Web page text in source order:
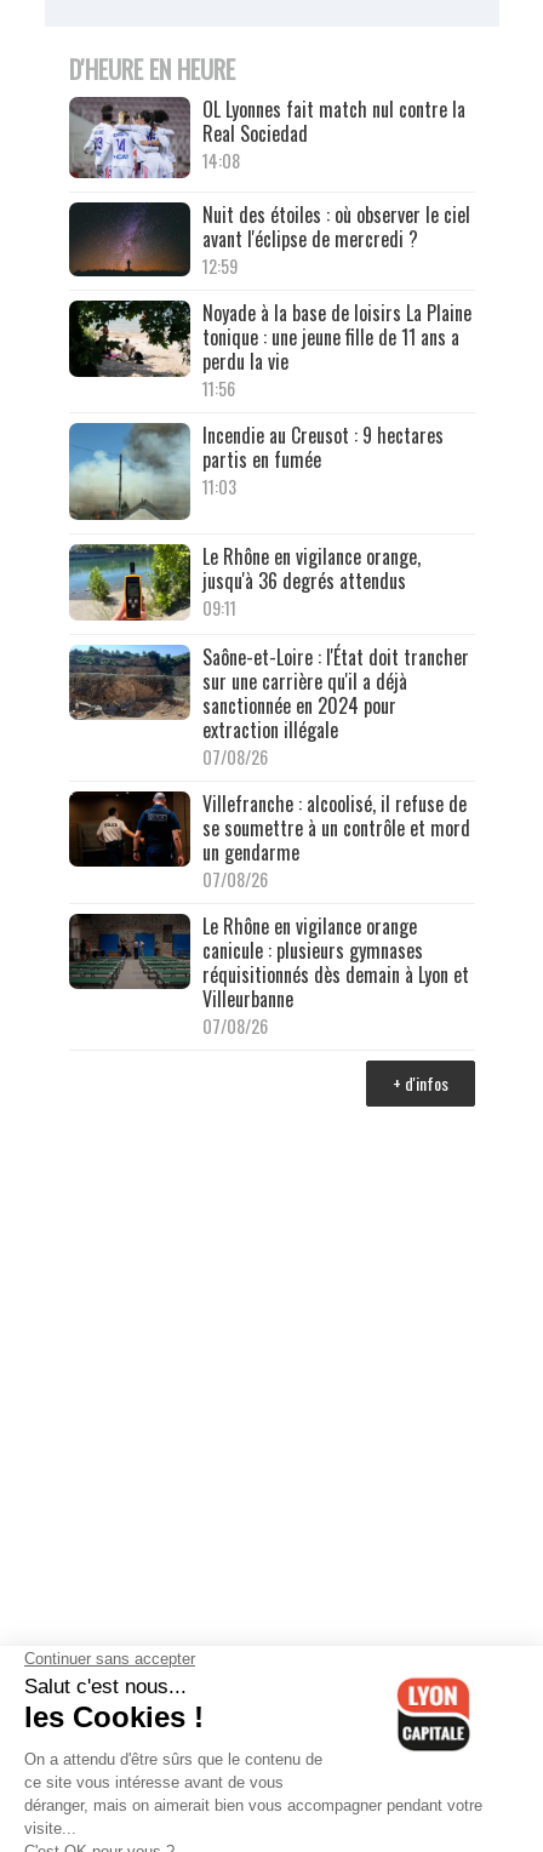
D'HEURE EN HEURE
OL Lyonnes fait match nul contre la
Real Sociedad
14:08
Nuit des étoiles : où observer le ciel
avant l'éclipse de mercredi ?
12:59
Noyade à la base de loisirs La Plaine
tonique : une jeune fille de 11 ans a
perdu la vie
11:56
Incendie au Creusot : 9 hectares
partis en fumée
11:03
Le Rhône en vigilance orange,
jusqu'à 36 degrés attendus
09:11
Saône-et-Loire : l'État doit trancher
sur une carrière qu'il a déjà
sanctionnée en 2024 pour
extraction illégale
07/08/26
Villefranche : alcoolisé, il refuse de
se soumettre à un contrôle et mord
un gendarme
07/08/26
Le Rhône en vigilance orange
canicule : plusieurs gymnases
réquisitionnés dès demain à Lyon et
Villeurbanne
07/08/26
+ d'infos